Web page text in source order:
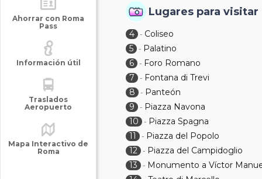
Ahorrar con Roma
Pass
Información útil
Traslados
Aeropuerto
Mapa Interactivo de
Roma
Lugares para visitar
4 - Coliseo
5 - Palatino
6 - Foro Romano
7
- Fontana di Trevi
8
- Panteón
9
- Piazza Navona
10
- Piazza Spagna
11
- Piazza del Popolo
12 - Piazza del Campidoglio
13
- Monumento a Víctor